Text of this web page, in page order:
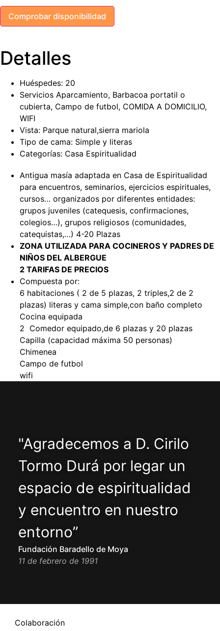
Detalles
Huéspedes: 20
Servicios Aparcamiento, Barbacoa portatil o
cubierta, Campo de futbol, COMIDA A DOMICILIO,
WIFI
Vista: Parque natural,sierra mariola
Tipo de cama: Simple y literas
Categorías: Casa Espiritualidad
Antigua masía adaptada en Casa de Espiritualidad
para encuentros, seminarios, ejercicios espirituales,
cursos… organizados por diferentes entidades:
grupos juveniles (catequesis, confirmaciones,
colegios…), grupos religiosos (comunidades,
catequistas,…) 4-20 Plazas
ZONA UTILIZADA PARA COCINEROS Y PADRES DE
NIÑOS DEL ALBERGUE
2 TARIFAS DE PRECIOS
Compuesta por:
6 habitaciones ( 2 de 5 plazas, 2 triples,2 de 2
plazas) literas y cama simple,con baño completo
Cocina equipada
2 Comedor equipado,de 6 plazas y 20 plazas
Capilla (capacidad máxima 50 personas)
Chimenea
Campo de futbol
wifi
"Agradecemos a D. Cirilo
Tormo Durá por legar un
espacio de espiritualidad
y encuentro en nuestro
entorno”
Fundación Baradello de Moya
11 de febrero de 1991
Colaboración